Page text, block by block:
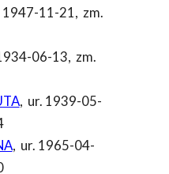
1947-11-21, zm.
06-13, zm.
, ur. 1939-05-
, ur. 1965-04-